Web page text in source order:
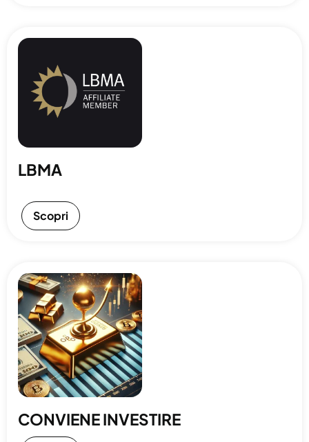
LBMA
Scopri
CONVIENE INVESTIRE